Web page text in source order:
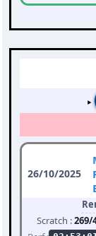
26/10/2025
Scratch :269/